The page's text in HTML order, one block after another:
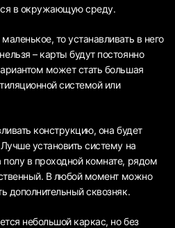
в окружающую среду.
то устанавливать в него
– карты будут постоянно
может стать большая
системой или
конструкцию, она будет
установить систему на
в проходной комнате, рядом
В любой момент можно
дополнительный сквозняк.
небольшой каркас, но без